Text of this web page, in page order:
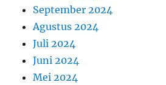
September 2024
Agustus 2024
Juli 2024
Juni 2024
Mei 2024